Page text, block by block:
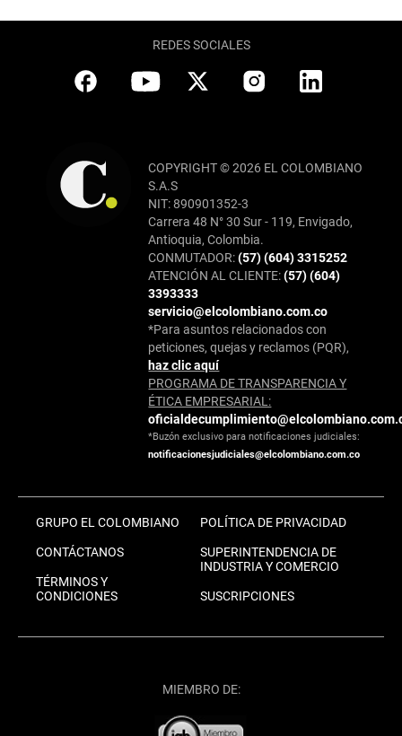
REDES SOCIALES
COPYRIGHT © 2026 EL COLOMBIANO
S.A.S
NIT: 890901352-3
Carrera 48 N° 30 Sur - 119, Envigado,
Antioquia, Colombia.
CONMUTADOR:(57) (604) 3315252
ATENCIÓN AL CLIENTE:(57) (604)
3393333
servicio@elcolombiano.com.co
*Para asuntos relacionados con
peticiones, quejas y reclamos (PQR),
haz clic aquí
PROGRAMA DE TRANSPARENCIA Y
ÉTICA EMPRESARIAL:
*Buzón exclusivo para notificaciones judiciales:
notificacionesjudiciales@elcolombiano.com.co
GRUPO EL COLOMBIANO
CONTÁCTANOS
TÉRMINOS Y
CONDICIONES
POLÍTICA DE PRIVACIDAD
SUPERINTENDENCIA DE
INDUSTRIA Y COMERCIO
SUSCRIPCIONES
MIEMBRO DE: